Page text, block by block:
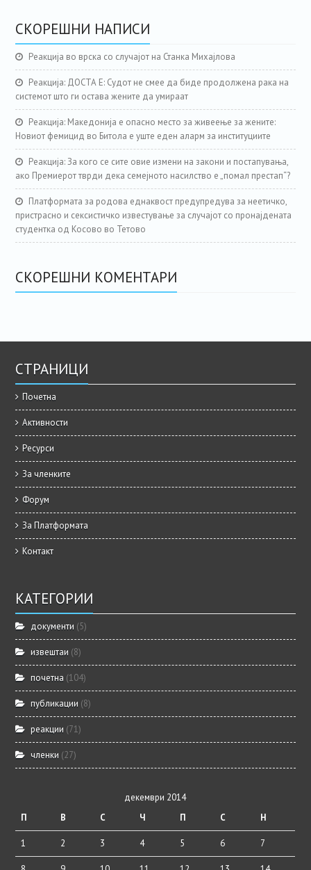
СКОРЕШНИ НАПИСИ
Реакција во врска со случајот на Станка Михајлова
Реакција: ДОСТА Е: Судот не смее да биде продолжена рака на
системот што ги остава жените да умираат
Реакција: Македонија е опасно место за живеење за жените:
Новиот фемицид во Битола е уште еден аларм за институциите
Реакција: За кого се сите овие измени на закони и постапувања,
ако Премиерот тврди дека семејното насилство е „помал престап“?
Платформата за родова еднаквост предупредува за неетичко,
пристрасно и сексистичко известување за случајот со пронајдената
студентка од Косово во Тетово
СКОРЕШНИ КОМЕНТАРИ
СТРАНИЦИ
Почетна
Активности
Ресурси
За членките
Форум
За Платформата
Контакт
КАТЕГОРИИ
документи (5)
извештаи (8)
почетна (104)
публикации (8)
реакции (71)
членки (27)
декември 2014
П
В С Ч П С Н
1 2 3 4 5 6 7